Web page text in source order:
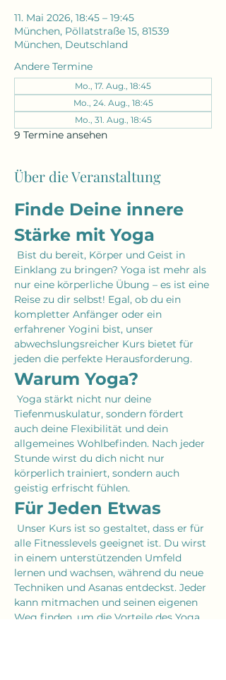
11. Mai 2026, 18:45 – 19:45
München, Pöllatstraße 15, 81539
München, Deutschland
Andere Termine
Mo., 17. Aug., 18:45
Mo., 24. Aug., 18:45
Mo., 31. Aug., 18:45
9 Termine ansehen
Über die Veranstaltung
Finde Deine innere
Stärke mit Yoga
Bist du bereit, Körper und Geist in
Einklang zu bringen? Yoga ist mehr als
nur eine körperliche Übung – es ist eine
Reise zu dir selbst! Egal, ob du ein
kompletter Anfänger oder ein
erfahrener Yogini bist, unser
abwechslungsreicher Kurs bietet für
jeden die perfekte Herausforderung.
Warum Yoga?
Yoga stärkt nicht nur deine
Tiefenmuskulatur, sondern fördert
auch deine Flexibilität und dein
allgemeines Wohlbefinden. Nach jeder
Stunde wirst du dich nicht nur
körperlich trainiert, sondern auch
geistig erfrischt fühlen.
Für Jeden Etwas
Unser Kurs ist so gestaltet, dass er für
alle Fitnesslevels geeignet ist. Du wirst
in einem unterstützenden Umfeld
lernen und wachsen, während du neue
Techniken und Asanas entdeckst. Jeder
kann mitmachen und seinen eigenen
Weg finden, um die Vorteile des Yoga